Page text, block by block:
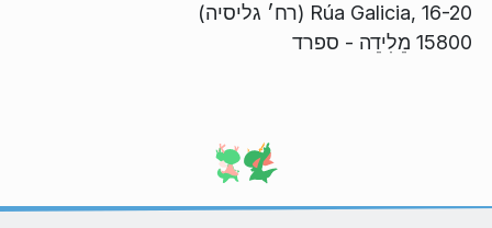
Rúa Galicia, 16-20 (רח׳ גליסיה)
15800 מֵלִידֵה - ספרד